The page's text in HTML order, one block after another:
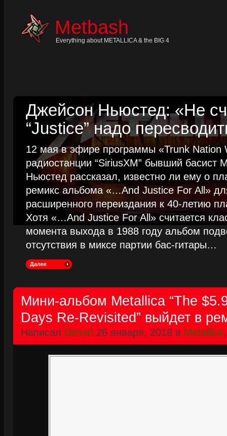
Metbash
Everything about METALLICA & the BIG 4
Джейсон Ньюстед: «Не
“Justice” надо
12 мая в эфире программы «Trunk Nation
радиостанции “SiriusXM” бывший басист
Ньюстед рассказал, известно ли ему о
ремикс альбома «…And Justice For All»
расширенного переиздания к 40-летию
Хотя «…And Justice For All» считается
момента выхода в 1988 году альбом
отсутствия в миксе партии бас-гитары…
Далее
Мини-альбом Metallica “The
Days Re-Revisited” выйдет в
Написал Dimon 26 января, 2018 в Metallica